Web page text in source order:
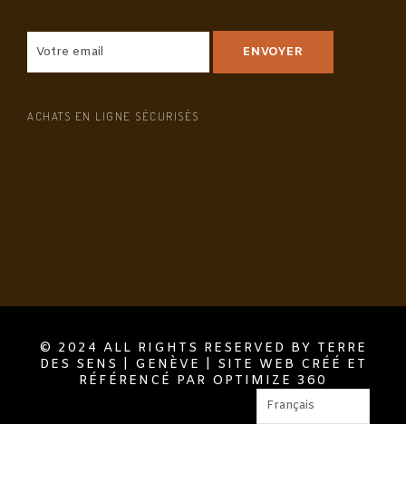
ACHATS EN LIGNE SÉCURISÉS
© 2024 ALL RIGHTS RESERVED BY TERRE
DES SENS | GENÈVE | SITE WEB CRÉÉ ET
RÉFÉRENCÉ PAR OPTIMIZE 360
Français